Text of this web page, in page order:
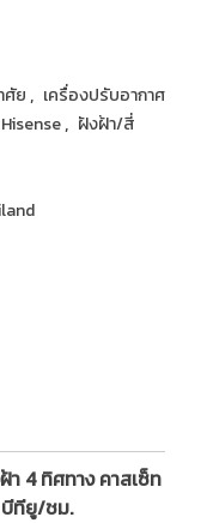
ศัย , เครื่องปรับอากาศ
, ฝังฝ้า/สี่
า 4 ทิศทาง คาสเซ็ท
บีทียู/ชม.